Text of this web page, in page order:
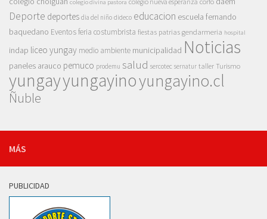
colegio divina pastora
Deporte deportes dia del niño dideco educacion escuela fernando
baquedano Eventosferia costumbrista fiestas patrias gendarmeria hospital
indap liceo yungay medio ambiente municipalidad Noticias
paneles arauco pemuco prodemu salud sercotec sernatur taller Turismo
yungayyungayinoyungayino.cl
Ñuble
MÁS
PUBLICIDAD